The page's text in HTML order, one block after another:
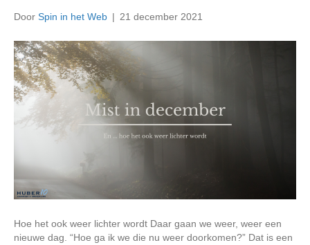
Door Spin in het Web | 21 december 2021
Hoe het ook weer lichter wordt Daar gaan we weer, weer een
nieuwe dag. “Hoe ga ik we die nu weer doorkomen?” Dat is een